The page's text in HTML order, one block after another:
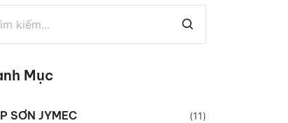
Mục
SƠN JYMEC (11)